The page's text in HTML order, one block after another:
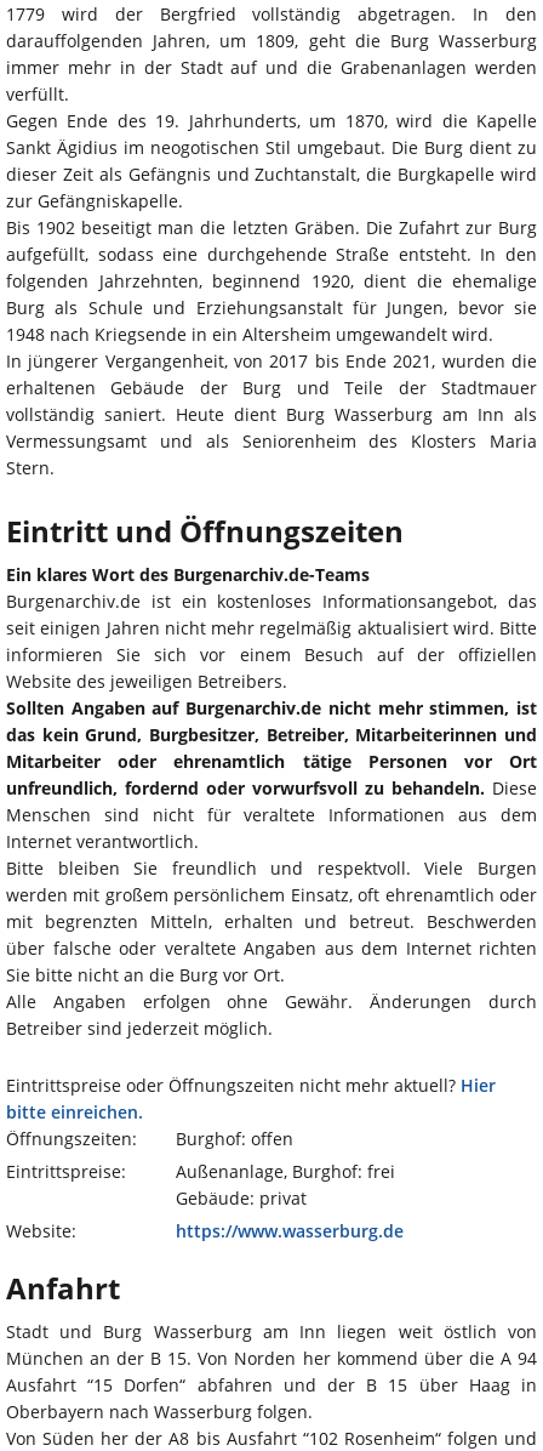
1779 wird der Bergfried vollständig abgetragen. In den
darauffolgenden Jahren, um 1809, geht die Burg Wasserburg
immer mehr in der Stadt auf und die Grabenanlagen werden
verfüllt.
Gegen Ende des 19. Jahrhunderts, um 1870, wird die Kapelle
Sankt Ägidius im neogotischen Stil umgebaut. Die Burg dient zu
dieser Zeit als Gefängnis und Zuchtanstalt, die Burgkapelle wird
zur Gefängniskapelle.
Bis 1902 beseitigt man die letzten Gräben. Die Zufahrt zur Burg
aufgefüllt, sodass eine durchgehende Straße entsteht. In den
folgenden Jahrzehnten, beginnend 1920, dient die ehemalige
Burg als Schule und Erziehungsanstalt für Jungen, bevor sie
1948 nach Kriegsende in ein Altersheim umgewandelt wird.
In jüngerer Vergangenheit, von 2017 bis Ende 2021, wurden die
erhaltenen Gebäude der Burg und Teile der Stadtmauer
vollständig saniert. Heute dient Burg Wasserburg am Inn als
Vermessungsamt und als Seniorenheim des Klosters Maria
Stern.
Eintritt und Öffnungszeiten
Ein klares Wort des Burgenarchiv.de-Teams
Burgenarchiv.de ist ein kostenloses Informationsangebot, das
seit einigen Jahren nicht mehr regelmäßig aktualisiert wird. Bitte
informieren Sie sich vor einem Besuch auf der offiziellen
Website des jeweiligen Betreibers.
Sollten Angaben auf Burgenarchiv.de nicht mehr stimmen, ist
das kein Grund, Burgbesitzer, Betreiber, Mitarbeiterinnen und
Mitarbeiter oder ehrenamtlich tätige Personen vor Ort
unfreundlich, fordernd oder vorwurfsvoll zu behandeln. Diese
Menschen sind nicht für veraltete Informationen aus dem
Internet verantwortlich.
Bitte bleiben Sie freundlich und respektvoll. Viele Burgen
werden mit großem persönlichem Einsatz, oft ehrenamtlich oder
mit begrenzten Mitteln, erhalten und betreut. Beschwerden
über falsche oder veraltete Angaben aus dem Internet richten
Sie bitte nicht an die Burg vor Ort.
Alle Angaben erfolgen ohne Gewähr. Änderungen durch
Betreiber sind jederzeit möglich.
Eintrittspreise oder Öffnungszeiten nicht mehr aktuell? Hier
bitte einreichen.
Öffnungszeiten:
Burghof: offen
Eintrittspreise:
Außenanlage, Burghof: frei
Gebäude: privat
Website:
https://www.wasserburg.de
Anfahrt
Stadt und Burg Wasserburg am Inn liegen weit östlich von
München an der B 15. Von Norden her kommend über die A 94
Ausfahrt “15 Dorfen“ abfahren und der B 15 über Haag in
Oberbayern nach Wasserburg folgen.
Von Süden her der A8 bis Ausfahrt “102 Rosenheim“ folgen und